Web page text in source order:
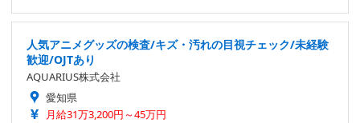
人気アニメグッズの検査/キズ・汚れの目視チェック/未経験
歓迎/OJTあり
AQUARIUS株式会社
愛知県
月給31万3,200円～45万円